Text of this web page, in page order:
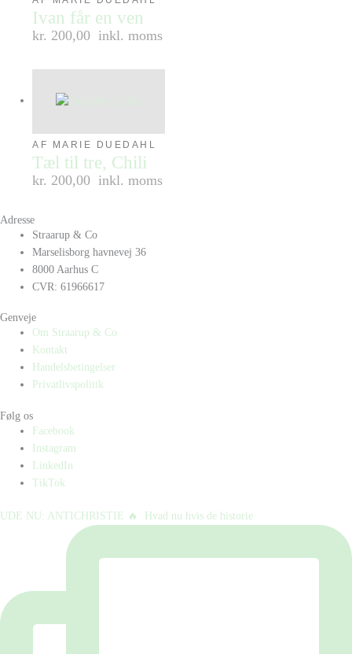
Ivan får en ven
kr. 200,00 inkl. moms
AF MARIE DUEDAHL
Tæl til tre, Chili
kr. 200,00 inkl. moms
Adresse
Straarup & Co
Marselisborg havnevej 36
8000 Aarhus C
CVR: 61966617
Genveje
Om Straarup & Co
Kontakt
Handelsbetingelser
Privatlivspolitik
Følg os
Facebook
Instagram
LinkedIn
TikTok
UDE NU: ANTICHRISTIE 🔥⁠ ⁠ Hvad nu hvis de historie